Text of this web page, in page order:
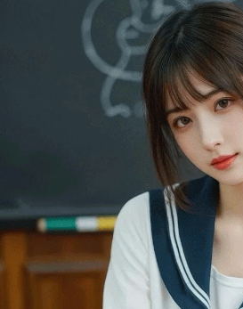
短剧
最热 添加 评分
都市 甜宠
2025 2024
全部 大陆 香港 台湾